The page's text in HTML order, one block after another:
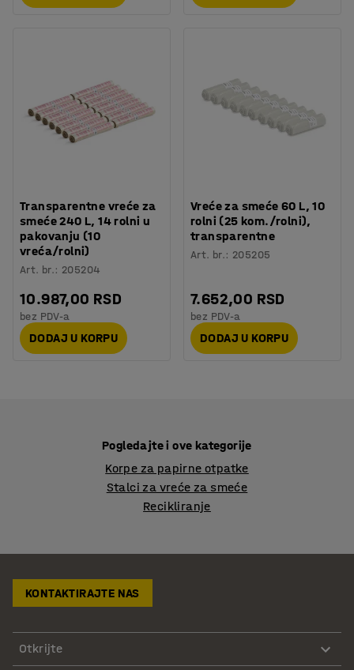
Transparentne vreće za
smeće 240 L, 14 rolni u
pakovanju (10
vreća/rolni)
Art. br.: 205204
10.987,00 RSD
bez PDV-a
DODAJ U KORPU
Vreće za smeće 60 L, 10
rolni (25 kom./rolni),
transparentne
Art. br.: 205205
7.652,00 RSD
bez PDV-a
DODAJ U KORPU
Pogledajte i ove kategorije
Korpe za papirne otpatke
Stalci za vreće za smeće
Recikliranje
KONTAKTIRAJTE NAS
Otkrijte